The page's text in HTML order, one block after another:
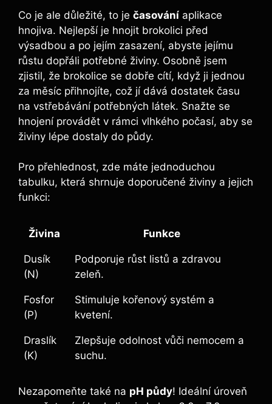
Co je ale​ důležité,⁣ to je časování aplikace
hnojiva. Nejlepší je ‌hnojit brokolici⁢ před
výsadbou‌ a po​ jejím zasazení, abyste jejímu
růstu⁣ dopřáli potřebné ⁤živiny. Osobně ⁣jsem
zjistil,​ že brokolice se‍ dobře cítí, když ji⁤ jednou
za měsíc přihnojíte, ‍což jí dává dostatek času
na vstřebávání‍ potřebných látek.⁤ Snažte se
‌hnojení ‍provádět v‌ rámci vlhkého počasí, aby se
živiny⁢ lépe dostaly⁣ do půdy.
Pro přehlednost, zde máte jednoduchou
tabulku, která shrnuje doporučené⁣ živiny⁣ a jejich
funkci:
Živina Funkce
Dusík
(N)
Podporuje růst listů a⁤ zdravou
zeleň.
Fosfor
(P)
Stimuluje kořenový systém a
kvetení.
Draslík
⁢(K)
Zlepšuje odolnost ⁢vůči nemocem a
suchu.
Nezapomeňte také na pH⁤ půdy! Ideální‍ úroveň